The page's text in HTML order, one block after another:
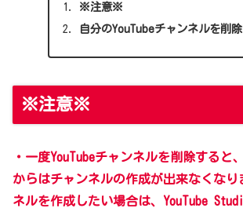
※注意※
自分のYouTubeチャンネルを削
※注意※
・一度YouTubeチャンネルを削除すると
からはチャンネルの作成が出来なくなり
ネルを作成したい場合は、YouTube